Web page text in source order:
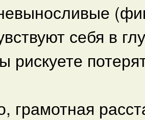
себя в
рискуете
грамотная